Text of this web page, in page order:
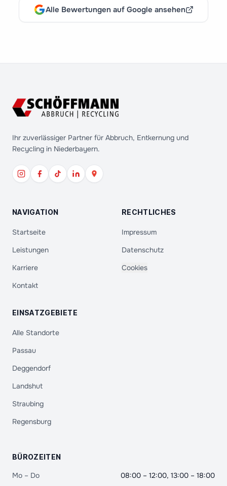
Alle Bewertungen auf Google ansehen
Ihr zuverlässiger Partner für Abbruch, Entkernung und
Recycling in Niederbayern.
NAVIGATION
Startseite
Leistungen
Karriere
Kontakt
RECHTLICHES
Impressum
Datenschutz
Cookies
EINSATZGEBIETE
Alle Standorte
Passau
Deggendorf
Landshut
Straubing
Regensburg
BÜROZEITEN
Mo – Do
08:00 – 12:00, 13:00 – 18:00